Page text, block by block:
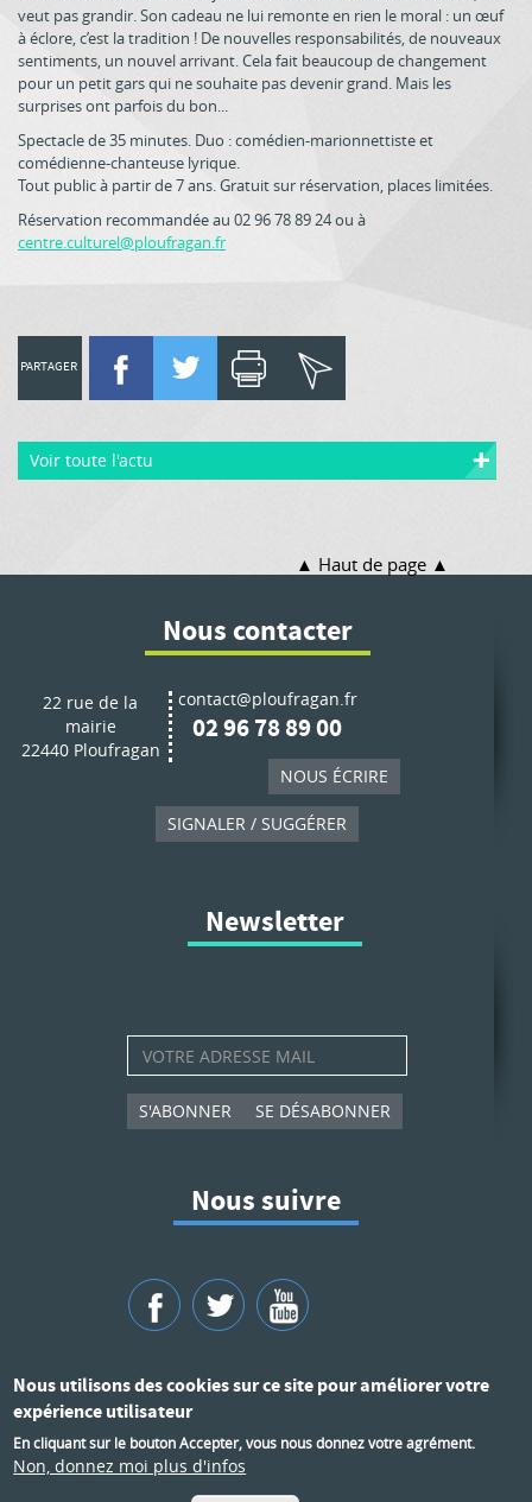
veut pas grandir. Son cadeau ne lui remonte en rien le moral : un œuf
à éclore, c’est la tradition ! De nouvelles responsabilités, de nouveaux
sentiments, un nouvel arrivant. Cela fait beaucoup de changement
pour un petit gars qui ne souhaite pas devenir grand. Mais les
surprises ont parfois du bon...
Spectacle de 35 minutes. Duo : comédien-marionnettiste et
comédienne-chanteuse lyrique.
Tout public à partir de 7 ans. Gratuit sur réservation, places limitées.
Réservation recommandée au 02 96 78 89 24 ou à
centre.culturel@ploufragan.fr
PARTAGER
Voir toute l'actu
Haut de page
Nous contacter
22 rue de la
mairie
22440 Ploufragan
contact@ploufragan.fr
02 96 78 89 00
NOUS ÉCRIRE
SIGNALER / SUGGÉRER
Newsletter
S'ABONNER SE DÉSABONNER
Nous suivre
Mentions légales Accessibilité
Nous utilisons des cookies sur ce site pour améliorer votre
expérience utilisateur
En cliquant sur le bouton Accepter, vous nous donnez votre agrément.
Non, donnez moi plus d'infos